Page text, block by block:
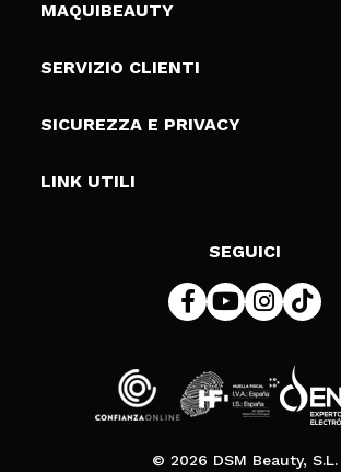
MAQUIBEAUTY
Chi siamo
Gift Cards
SERVIZIO CLIENTI
Spedizioni & Resi
Metodi di pagamamento
SICUREZZA E PRIVACY
Termini e condizioni
LINK UTILI
SEGUICI
© 2026 DSM Beauty, S.L.